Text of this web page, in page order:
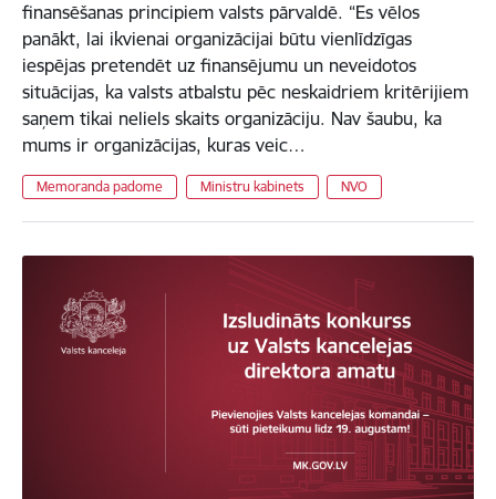
finansēšanas principiem valsts pārvaldē. “Es vēlos
panākt, lai ikvienai organizācijai būtu vienlīdzīgas
iespējas pretendēt uz finansējumu un neveidotos
situācijas, ka valsts atbalstu pēc neskaidriem kritērijiem
saņem tikai neliels skaits organizāciju. Nav šaubu, ka
mums ir organizācijas, kuras veic…
Memoranda padome Ministru kabinets NVO